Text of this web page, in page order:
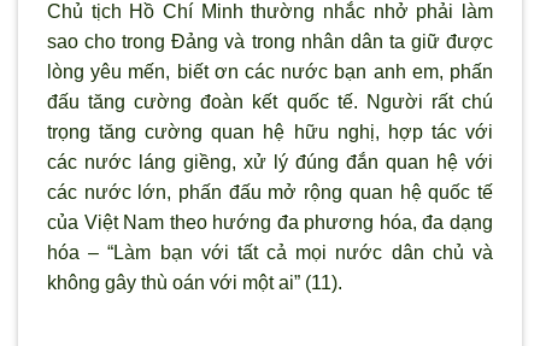
Chủ tịch Hồ Chí Minh thường nhắc nhở phải làm
sao cho trong Đảng và trong nhân dân ta giữ được
òng yêu mến, biết ơn các nước bạn anh em, phấn
đấu tăng cường đoàn kết quốc tế. Người rất chú
trọng tăng cường quan hệ hữu nghị, hợp tác với
các nước láng giềng, xử l ý đúng đắn quan hệ với
các nước lớn, phấn đấu mở rộng quan hệ quốc tế
của Việt Nam theo hướng đa phương hóa, đa dạng
hóa – “Làm bạn với tất cả mọi nước dân chủ và
không gây thù oán với một ai” (11).